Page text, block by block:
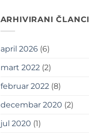
ARHIVIRANI ČLANCI
april 2026(6)
mart 2022(2)
februar 2022(8)
decembar 2020 (2)
jul 2020 (1)